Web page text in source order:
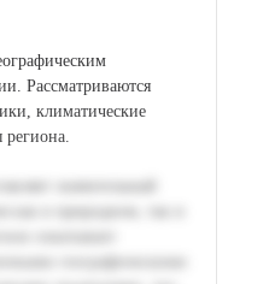
Рассматриваются
климатические